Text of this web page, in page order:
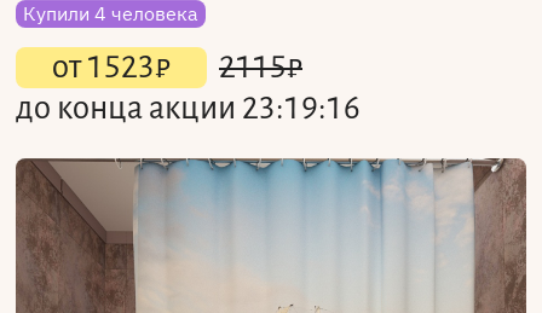
Купили 4 человека
от1523₽ 2115₽
до конца акции 23:19:16